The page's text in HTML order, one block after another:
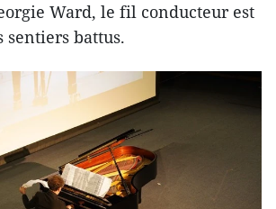
Ward, le fil conducteur est
battus.